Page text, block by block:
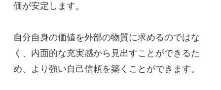
価が安定します。
自分自身の価値を外部の物質に求めるのではな
く、内面的な充実感から見出すことができるた
め、より強い自己信頼を築くことができます。